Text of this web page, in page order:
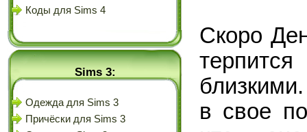
Коды для Sims 4
Sims 3:
Одежда для Sims 3
Причёски для Sims 3
Скоро
в свое